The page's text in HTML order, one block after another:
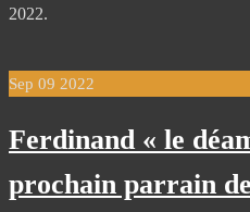
2022.
Sep 09 2022
Ferdinand « le
prochain parrain